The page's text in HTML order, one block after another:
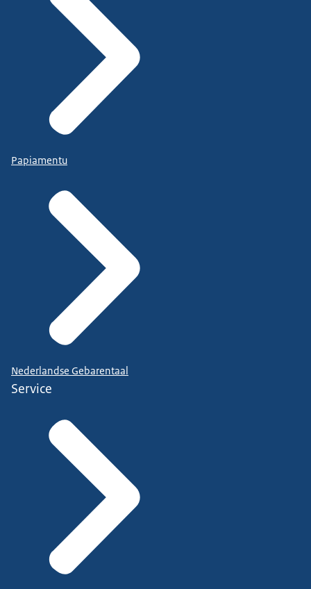
Papiamentu
Nederlandse Gebarentaal
Service